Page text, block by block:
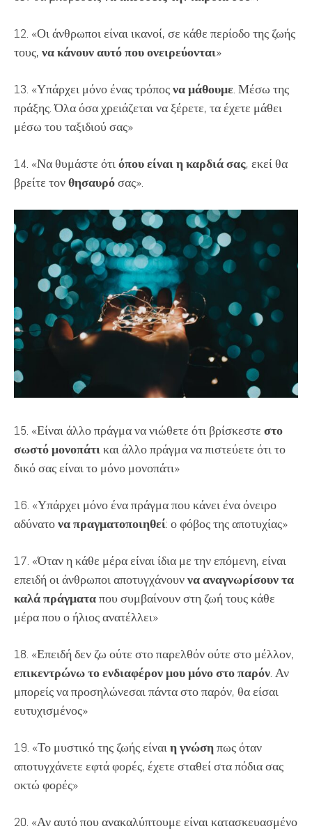
12. «Οι άνθρωποι είναι ικανοί, σε κάθε περίοδο της ζωής
τους, να κάνουν αυτό που ονειρεύονται»
13. «Υπάρχει μόνο ένας τρόποςνα μάθουμε. Μέσω της
πράξης. Όλα όσα χρειάζεται να ξέρετε, τα έχετε μάθει
μέσω του ταξιδιού σας»
14. «Να θυμάστε ότιόπου είναι η καρδιά σας, εκεί θα
βρείτε τονθησαυρόσας».
15. «Είναι άλλο πράγμα να νιώθετε ότι βρίσκεστε στο
σωστό μονοπάτικαι άλλο πράγμα να πιστεύετε ότι το
δικό σας είναι το μόνο μονοπάτι»
16. «Υπάρχει μόνο ένα πράγμα που κάνει ένα όνειρο
αδύνατονα πραγματοποιηθεί: ο φόβος της αποτυχίας»
17. «Όταν η κάθε μέρα είναι ίδια με την επόμενη, είναι
επειδή οι άνθρωποι αποτυγχάνουννα αναγνωρίσουν τα
καλά πράγματαπου συμβαίνουν στη ζωή τους κάθε
μέρα που ο ήλιος ανατέλλει»
18. «Επειδή δεν ζω ούτε στο παρελθόν ούτε στο μέλλον,
επικεντρώνω το ενδιαφέρον μου μόνο στο παρόν. Αν
μπορείς να προσηλώνεσαι πάντα στο παρόν, θα είσαι
ευτυχισμένος»
19. «Το μυστικό της ζωής είναιη γνώσηπως όταν
αποτυγχάνετε εφτά φορές, έχετε σταθεί στα πόδια σας
οκτώ φορές»
20. «Αν αυτό που ανακαλύπτουμε είναι κατασκευασμένο